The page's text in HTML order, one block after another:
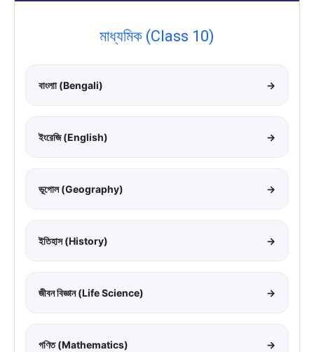
মাধ্যমিক (Class 10)
বাংলাা (Bengali) →
ইংরেজি (English) →
ভূগোল (Geography) →
ইতিহাস (History) →
জীবন বিজ্ঞান (Life Science) →
গণিত (Mathematics) →